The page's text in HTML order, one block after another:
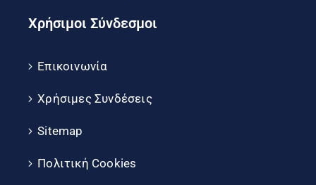
Χρήσιμοι Σύνδεσμοι
Επικοινωνία
Χρήσιμες Συνδέσεις
Sitemap
Πολιτική Cookies